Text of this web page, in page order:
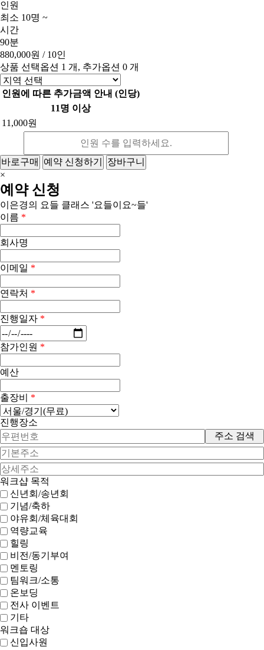
인원
최소 10명 ~
시간
90분
880,000원 / 10인
상품 선택옵션 1 개, 추가옵션 0 개
인원에 따른 추가금액 안내 (인당)
11명 이상
11,000원
바로구매 예약 신청하기
장바구니
×
예약 신청
이은경의 요들 클래스 '요들이요~들'
이름 *
회사명
이메일 *
연락처 *
진행일자 *
참가인원 *
예산
출장비 *
진행장소
주소 검색
워크샵 목적
신년회/송년회
기념/축하
야유회/체육대회
역량교육
힐링
비전/동기부여
멘토링
팀워크/소통
온보딩
전사 이벤트
기타
워크숍 대상
신입사원